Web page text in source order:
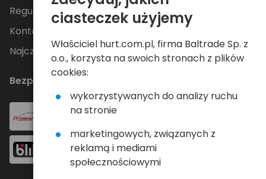
Regulamin
Kontakt
Najczęściej zadawane pytania
Bezpieczne płatności
ciasteczek użyjemy
Właściciel hurt.com.pl, firma Baltrade Sp. z
o.o., korzysta na swoich stronach z plików
cookies:
wykorzystywanych do analizy ruchu
na stronie
marketingowych, związanych z
reklamą i mediami
społecznościowymi